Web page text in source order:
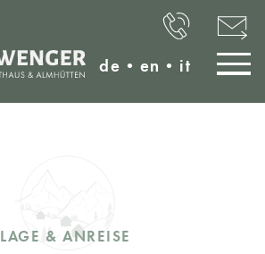
de • en • it
LAGE & ANREISE